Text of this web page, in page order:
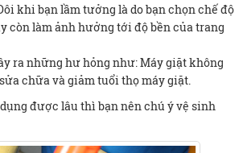
khi bạn lầm tưởng là do bạn chọn chế độ
còn làm ảnh hưởng tới độ bền của trang
ra những hư hỏng như: Máy giặt không
chữa và giảm tuổi thọ máy giặt.
được lâu thì bạn nên chú ý vệ sinh